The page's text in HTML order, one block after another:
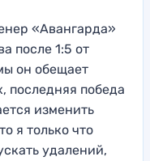
«Авангарда»
после 1:5 от
он обещает
последняя победа
изменить
я только что
удалений,